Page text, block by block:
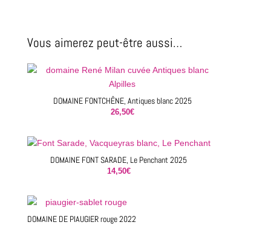
Vous aimerez peut-être aussi…
DOMAINE FONTCHÊNE, Antiques blanc 2025
26,50€
DOMAINE FONT SARADE, Le Penchant 2025
14,50€
DOMAINE DE PIAUGIER rouge 2022